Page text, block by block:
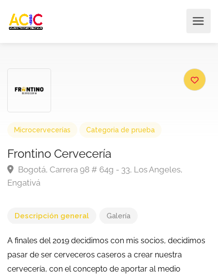
Microcervecerías Categoria de prueba
Frontino Cervecería
Bogotá, Carrera 98 # 64g - 33, Los Angeles,
Engativá
Descripción general Galería
A finales del 2019 decidimos con mis socios, decidimos
pasar de ser cerveceros caseros a crear nuestra
cervecería, con el concepto de aportar al medio